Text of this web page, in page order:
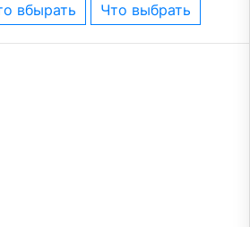
вбырать что выбрать